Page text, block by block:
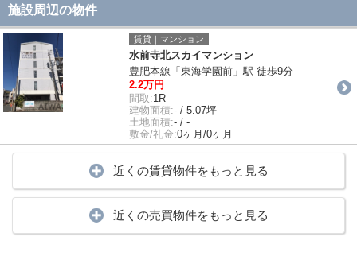
施設周辺の物件
賃貸｜マンション
水前寺北スカイマンション
豊肥本線「東海学園前」駅 徒歩9分
2.2万円
間取:1R
建物面積:- / 5.07坪
土地面積:- / -
敷金/礼金:0ヶ月/0ヶ月
近くの賃貸物件をもっと見る
近くの売買物件をもっと見る